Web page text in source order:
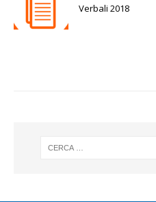
Verbali 2018